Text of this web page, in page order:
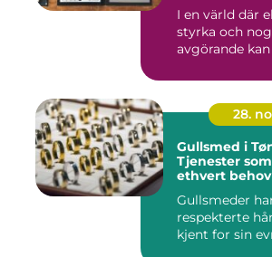
I en värld där
styrka och
avgörande
28.
Gullsmed i
Tjenester
ethvert behov
Gullsmeder
respekterte
kjent for sin